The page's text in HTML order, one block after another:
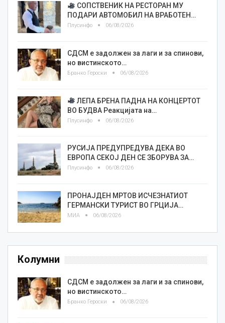
СОПСТВЕНИК НА РЕСТОРАН МУ
ПОДАРИ АВТОМОБИЛ НА ВРАБОТЕН…
Плусинфо 06/08/2026
СДСМ е задолжен за лаги и за спинови,
но вистинското…
Бранко Героски 06/08/2026
ЛЕПА БРЕНА ПАДНА НА КОНЦЕРТОТ
ВО БУДВА Реакцијата на…
Плусинфо 06/08/2026
РУСИЈА ПРЕДУПРЕДУВА ДЕКА ВО
ЕВРОПА СЕКОЈ ДЕН СЕ ЗБОРУВА ЗА…
Плусинфо 06/08/2026
ПРОНАЈДЕН МРТОВ ИСЧЕЗНАТИОТ
ГЕРМАНСКИ ТУРИСТ ВО ГРЦИЈА…
МИА 06/08/2026
Колумни
СДСМ е задолжен за лаги и за спинови,
но вистинското…
Бранко Героски 06/08/2026